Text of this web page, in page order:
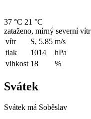
37 °C 21 °C
zataženo, mírný severní vítr
vítr
S, 5.85 m/s
tlak
1014
hPa
vlhkost 18 %
Svátek
Svátek má Soběslav